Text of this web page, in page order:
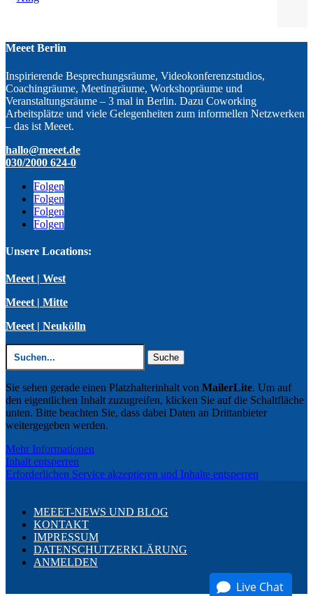
Meeet Berlin
Inspirierende Besprechungsräume, Videokonferenzstudios,
Coachingräume, Meetingräume, Workshopräume und
Veranstaltungsräume – 3 mal in Berlin. Dazu Coworking
Arbeitsplätze und viele Gelegenheiten zum informellen Netzwerken
– das ist Meeet.
hallo@meeet.de
030/2000 624-0
Folgen
Folgen
Folgen
Folgen
Unsere Locations:
Meeet | West
Meeet | Mitte
Meeet | Neukölln
Suchen
nach:
Sie sehen gerade einen Platzhalterinhalt von MailerLite. Um auf
den eigentlichen Inhalt zuzugreifen, klicken Sie auf die Schaltfläche
unten. Bitte beachten Sie, dass dabei Daten an Drittanbieter
weitergegeben werden.
Mehr Informationen
Inhalt entsperren
Erforderlichen Service akzeptieren und Inhalte entsperren
MEEET-NEWS UND BLOG
KONTAKT
IMPRESSUM
DATENSCHUTZERKLÄRUNG
ANMELDEN
Live Chat